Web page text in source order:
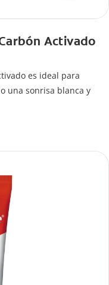
Activado
es ideal para
una sonrisa blanca y